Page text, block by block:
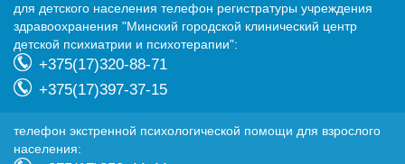
для детского населения телефон регистратуры учреждения
здравоохранения "Минский городской клинический центр
детской психиатрии и психотерапии":
+375(17)320-88-71
+375(17)397-37-15
телефон экстренной психологической помощи для взрослого
населения: